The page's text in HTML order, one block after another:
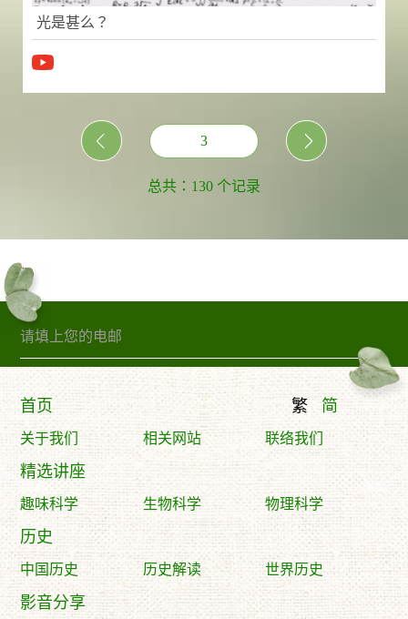
光是甚么？
3
总共：130 个记录
订阅精句
首页 简
繁
关于我们 相关网站 联络我们
精选讲座
趣味科学 生物科学 物理科学
历史
中国历史 历史解读 世界历史
影音分享